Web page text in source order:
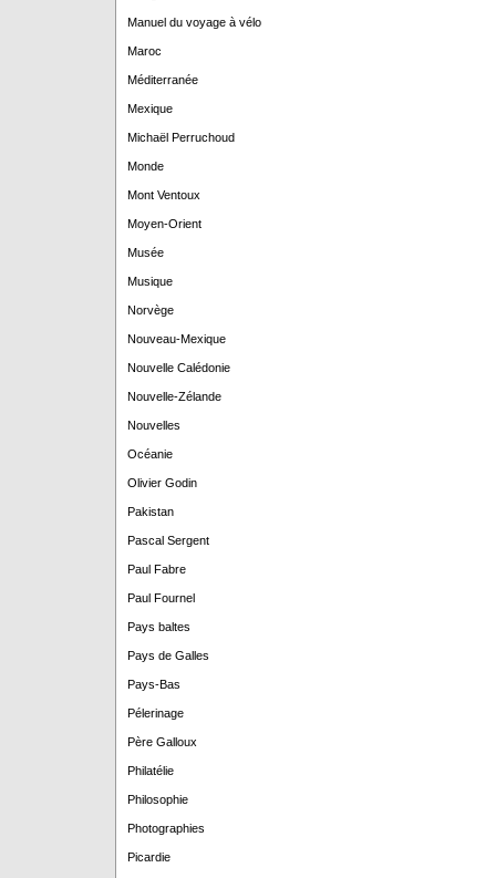
Manuel du voyage à vélo
Maroc
Méditerranée
Mexique
Michaël Perruchoud
Monde
Mont Ventoux
Moyen-Orient
Musée
Musique
Norvège
Nouveau-Mexique
Nouvelle Calédonie
Nouvelle-Zélande
Nouvelles
Océanie
Olivier Godin
Pakistan
Pascal Sergent
Paul Fabre
Paul Fournel
Pays baltes
Pays de Galles
Pays-Bas
Pélerinage
Père Galloux
Philatélie
Philosophie
Photographies
Picardie